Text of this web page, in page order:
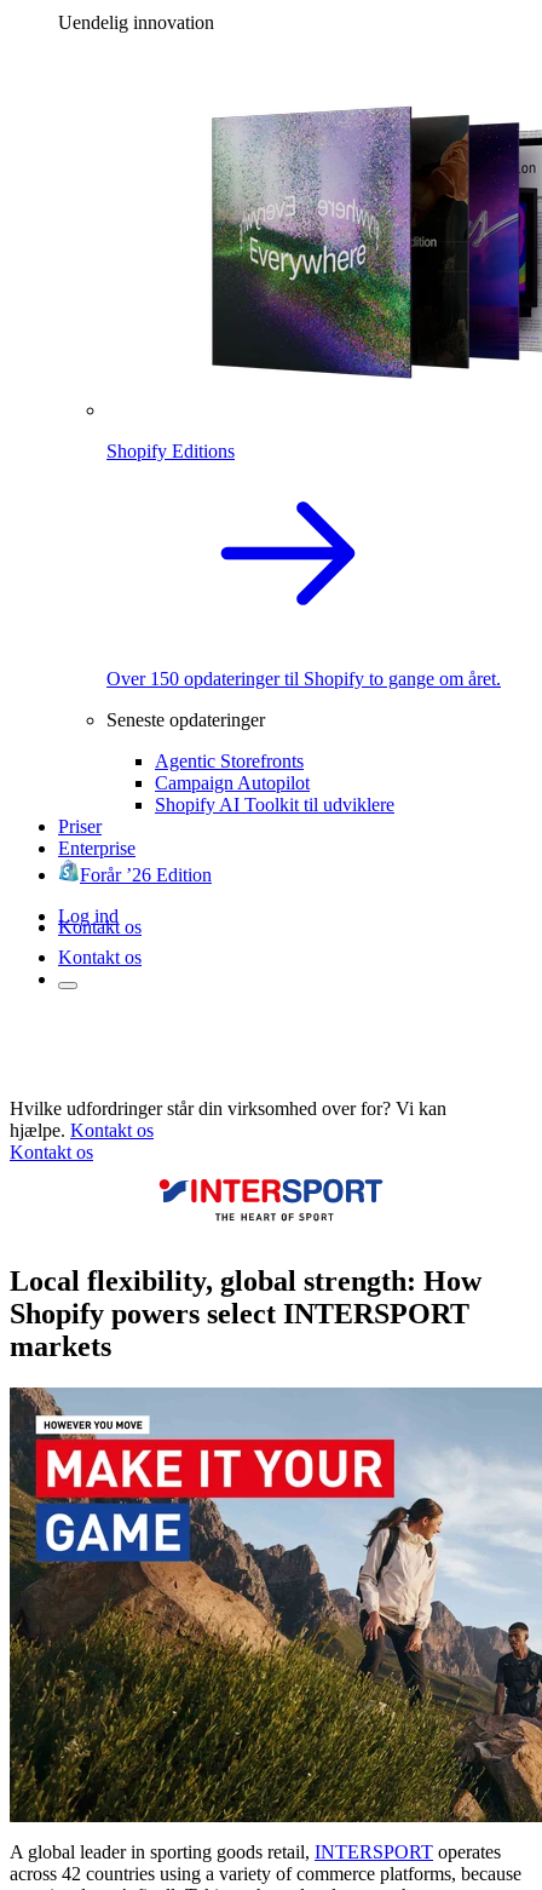
Uendelig innovation
Shopify Editions
Over 150 opdateringer til Shopify to gange om året.
Seneste opdateringer
Agentic Storefronts
Campaign Autopilot
Shopify AI Toolkit til udviklere
Priser
Enterprise
Forår ’26 Edition
Log ind
Kontakt os
Kontakt os
Hvilke udfordringer står din virksomhed over for? Vi kan
hjælpe. Kontakt os
Kontakt os
Local flexibility, global strength: How
Shopify powers select INTERSPORT
markets
A global leader in sporting goods retail, INTERSPORT operates
across 42 countries using a variety of commerce platforms, because